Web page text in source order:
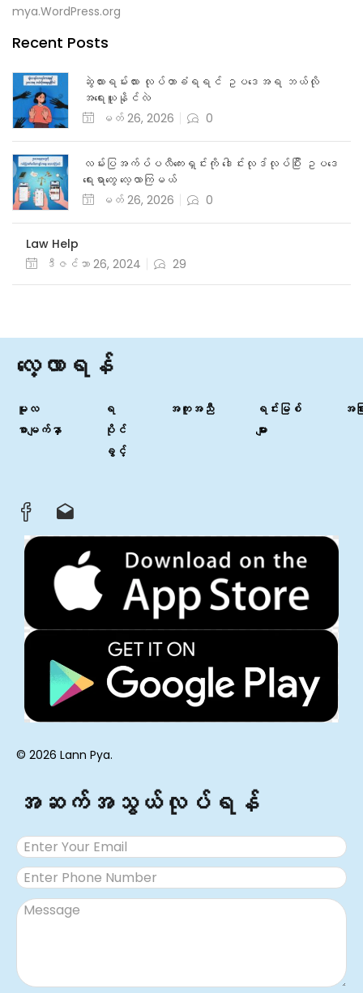
mya.WordPress.org
Recent Posts
ဆွဲလားရမ်းလား လုပ်တာခံရရင် ဥပဒေအရ ဘယ်လို
အရေးယူနိုင်လဲ
မတ် 26, 2026
0
လမ်းပြအက်ပ်ပလီကေးရှင်းကို ဒေါင်းလုဒ်လုပ်ပြီး ဥပဒေ
ရေးရာတွေ လေ့လာကြမယ်
မတ် 26, 2026
0
Law Help
ဒီဇင်ဘာ 26, 2024
29
လေ့လာရန်
မူလ
စာမျက်နှာ
ရ
ပိုင်
ခွင့်
အကူအညီ
ရင်းမြစ်
များ
အခြ
© 2026 Lann Pya.
အဆက်အသွယ်လုပ်ရန်